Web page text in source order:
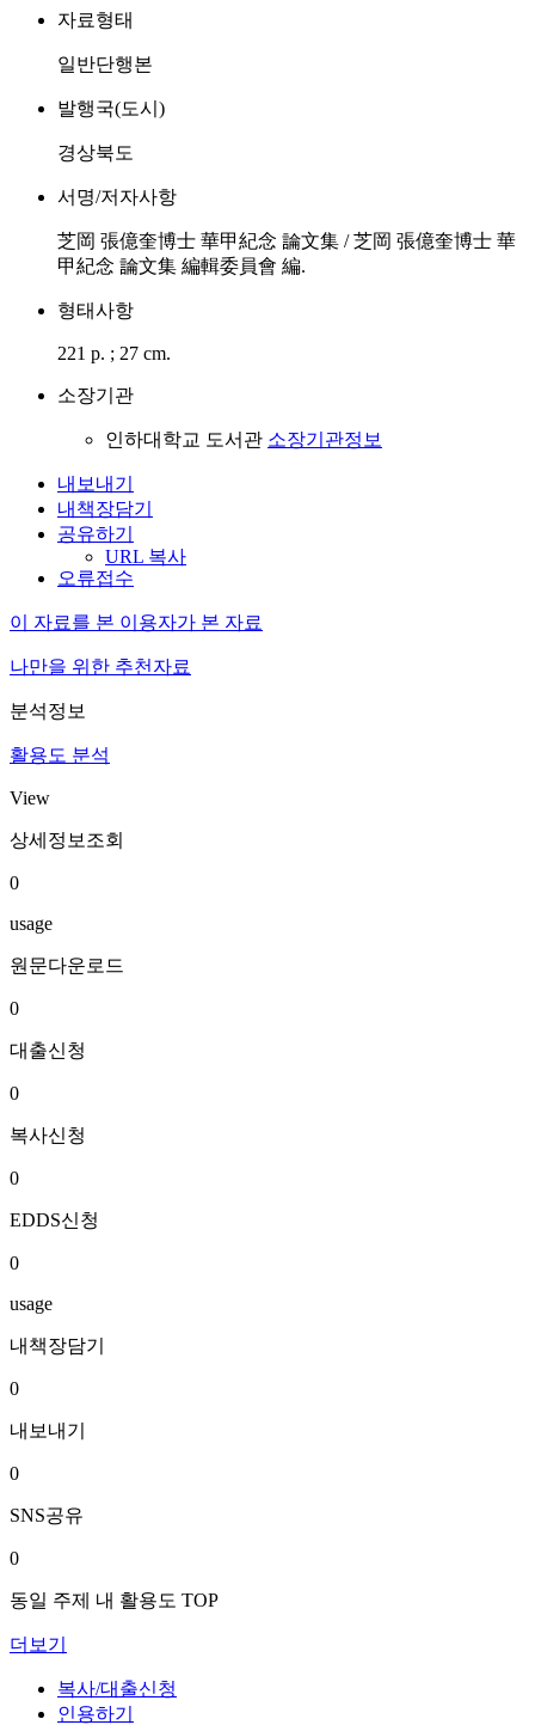
자료형태
일반단행본
발행국(도시)
경상북도
서명/저자사항
芝岡 張億奎博士 華甲紀念 論文集 / 芝岡 張億奎博士 華
甲紀念 論文集 編輯委員會 編.
형태사항
221 p. ; 27 cm.
소장기관
인하대학교 도서관 소장기관정보
내보내기
내책장담기
공유하기
URL 복사
오류접수
이 자료를 본 이용자가 본 자료
나만을 위한 추천자료
분석정보
활용도 분석
View
상세정보조회
0
usage
원문다운로드
0
대출신청
0
복사신청
0
EDDS신청
0
usage
내책장담기
0
내보내기
0
SNS공유
0
동일 주제 내 활용도 TOP
더보기
복사/대출신청
인용하기